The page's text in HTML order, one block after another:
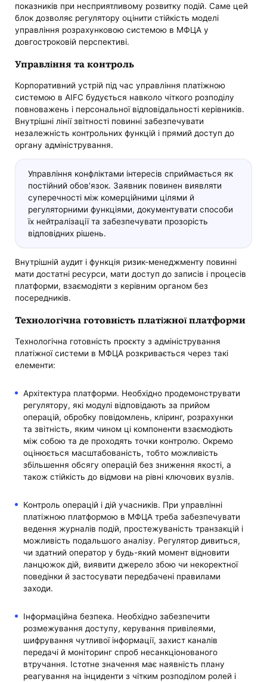
показників при несприятливому розвитку подій. Саме цей
блок дозволяє регулятору оцінити стійкість моделі
управління розрахунковою системою в МФЦА у
довгостроковій перспективі.
Управління та контроль
Корпоративний устрій під час управління платіжною
системою в AIFC будується навколо чіткого розподілу
повноважень і персональної відповідальності керівників.
Внутрішні лінії звітності повинні забезпечувати
незалежність контрольних функцій і прямий доступ до
органу адміністрування.
Управління конфліктами інтересів сприймається як
постійний обов'язок. Заявник повинен виявляти
суперечності між комерційними цілями й
регуляторними функціями, документувати способи
їх нейтралізації та забезпечувати прозорість
відповідних рішень.
Внутрішній аудит і функція ризик-менеджменту повинні
мати достатні ресурси, мати доступ до записів і процесів
платформи, взаємодіяти з керівним органом без
посередників.
Технологічна готовність платіжної платформи
Технологічна готовність проєкту з адміністрування
платіжної системи в МФЦА розкривається через такі
елементи:
Архітектура платформи. Необхідно продемонструвати
регулятору, які модулі відповідають за прийом
операцій, обробку повідомлень, кліринг, розрахунки
та звітність, яким чином ці компоненти взаємодіють
між собою та де проходять точки контролю. Окремо
оцінюється масштабованість, тобто можливість
збільшення обсягу операцій без зниження якості, а
також стійкість до відмови на рівні ключових вузлів.
Контроль операцій і дій учасників. При управлінні
платіжною платформою в МФЦА треба забезпечувати
ведення журналів подій, простежуваність транзакцій і
можливість подальшого аналізу. Регулятор дивиться,
чи здатний оператор у будь-який момент відновити
ланцюжок дій, виявити джерело збою чи некоректної
поведінки й застосувати передбачені правилами
заходи.
Інформаційна безпека. Необхідно забезпечити
розмежування доступу, керування привілеями,
шифрування чутливої ​​інформації, захист каналів
передачі й моніторинг спроб несанкціонованого
втручання. Істотне значення має наявність плану
реагування на інциденти з чітким розподілом ролей і